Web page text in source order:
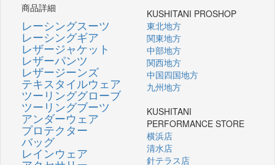
商品詳細
レーシングスーツ
レーシングギア
レザージャケット
レザーパンツ
レザージーンズ
テキスタイルウェア
ツーリンググローブ
ツーリングブーツ
アンダーウェア
プロテクター
バッグ
レインウェア
KUSHITANI PROSHOP
東北地方
関東地方
中部地方
関西地方
中国四国地方
九州地方
KUSHITANI
PERFORMANCE STORE
横浜店
清水店
針テラス店